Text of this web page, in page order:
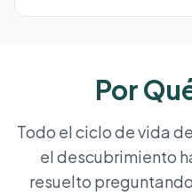
Por
Todo el ciclo de vida
el descubrimiento
resuelto